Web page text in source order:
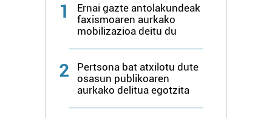
1
Ernai gazte antolakundeak
faxismoaren aurkako
mobilizazioa deitu du
2
Pertsona bat atxilotu dute
osasun publikoaren
aurkako delitua egotzita